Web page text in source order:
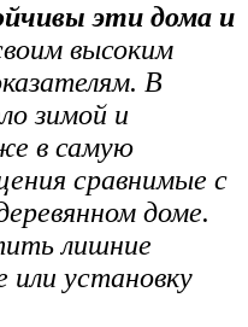
эти дома и
высоким
В
зимой и
в самую
сравнимые с
доме.
лишние
или установку